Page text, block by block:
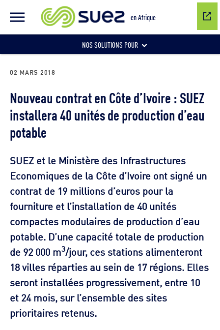
en Afrique
NOS SOLUTIONS POUR
Gestion de l'eau
Gestion et recyclage des déchets
02 MARS 2018
Nouveau contrat en Côte d’Ivoire : SUEZ
installera 40 unités de production d’eau
potable
SUEZ et le Ministère des Infrastructures
Economiques de la Côte d’Ivoire ont signé un
contrat de 19 millions d’euros pour la
fourniture et l’installation de 40 unités
compactes modulaires de production d’eau
potable. D’une capacité totale de production
de 92 000 m3/jour, ces stations alimenteront
18 villes réparties au sein de 17 régions. Elles
seront installées progressivement, entre 10
et 24 mois, sur l’ensemble des sites
prioritaires retenus.